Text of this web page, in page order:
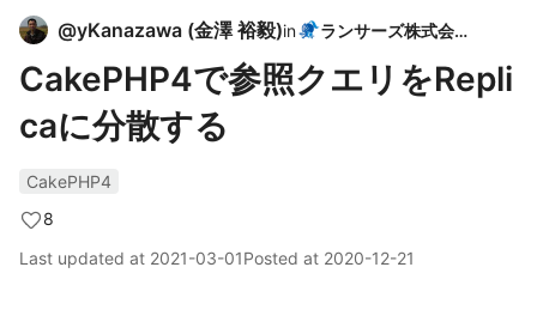
@yKanazawa (金澤 裕毅)in ランサーズ株式会社
CakePHP4で参照クエリをRepli
caに分散する
CakePHP4
8
Last updated at 2021-03-01Posted at 2020-12-21